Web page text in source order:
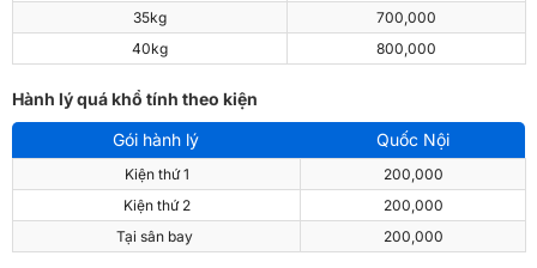
35kg
700,000
40kg
800,000
Hành lý quá khổ tính theo kiện
Gói hành lý
Quốc Nội
Kiện thứ 1
200,000
Kiện thứ 2
200,000
Tại sân bay
200,000